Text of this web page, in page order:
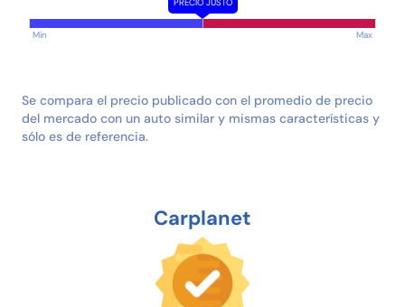
Min Max
Se compara el precio publicado con el promedio de precio
del mercado con un auto similar y mismas características y
sólo es de referencia.
Carplanet